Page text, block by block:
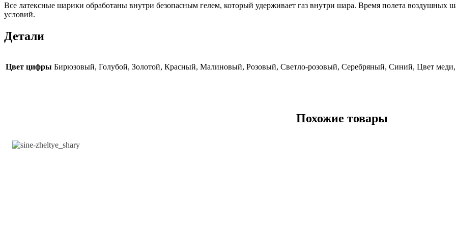
Все латексные шарики обработаны внутри безопасным гелем, который удерживает газ внутри шара. Время полета воздушных
условий.
Детали
Цвет цифры Бирюзовый, Голубой, Золотой, Красный, Малиновый, Розовый, Светло-розовый, Серебряный, Синий, Цвет
Похожие товары